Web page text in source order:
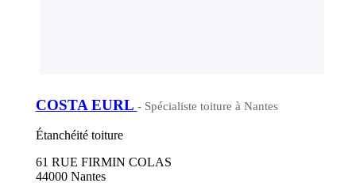
COSTA EURL - Spécialiste toiture à Nantes
Étanchéité toiture
61 RUE FIRMIN COLAS
44000 Nantes